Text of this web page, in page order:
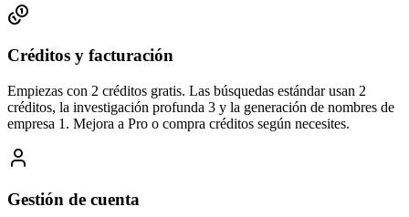
Créditos y facturación
Empiezas con 2 créditos gratis. Las búsquedas estándar usan 2
créditos, la investigación profunda 3 y la generación de nombres de
empresa 1. Mejora a Pro o compra créditos según necesites.
Gestión de cuenta